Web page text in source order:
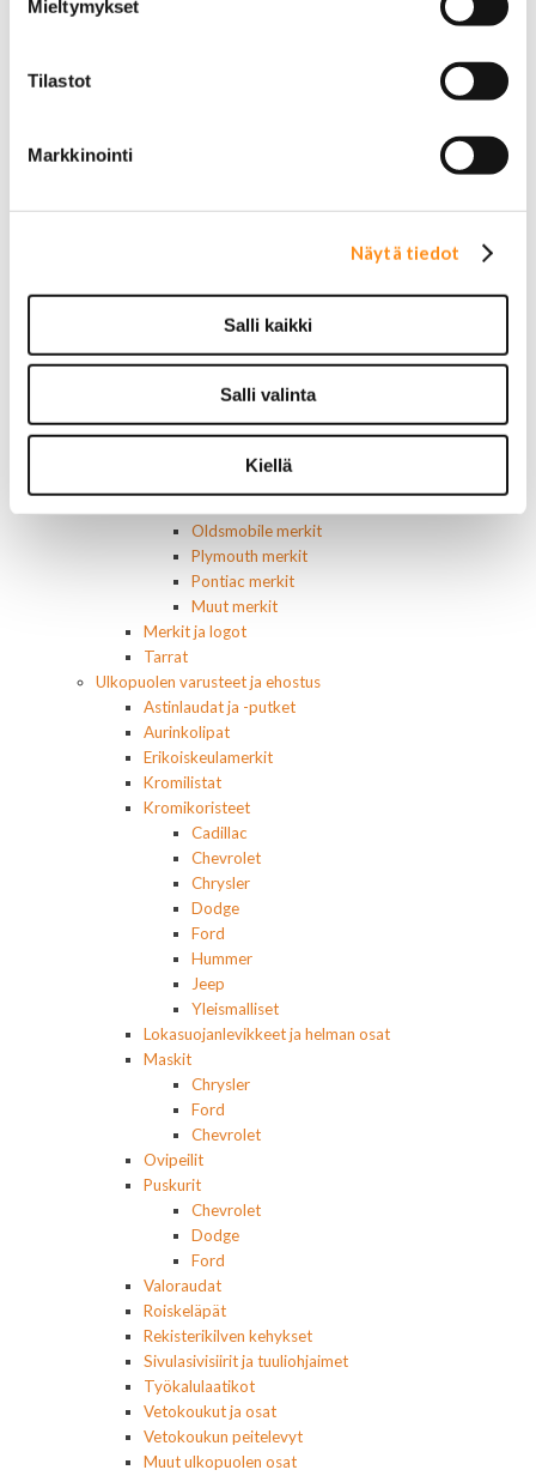
Mieltymykset
Tilastot
Markkinointi
Näytä tiedot
Salli kaikki
Salli valinta
Kiellä
Buick merkit
Cadillac merkit
Chrysler merkit
Dodge merkit
Ford merkit
Oldsmobile merkit
Plymouth merkit
Pontiac merkit
Muut merkit
Merkit ja logot
Tarrat
Ulkopuolen varusteet ja ehostus
Astinlaudat ja -putket
Aurinkolipat
Erikoiskeulamerkit
Kromilistat
Kromikoristeet
Cadillac
Chevrolet
Chrysler
Dodge
Ford
Hummer
Jeep
Yleismalliset
Lokasuojanlevikkeet ja helman osat
Maskit
Chrysler
Ford
Chevrolet
Ovipeilit
Puskurit
Chevrolet
Dodge
Ford
Valoraudat
Roiskeläpät
Rekisterikilven kehykset
Sivulasivisiirit ja tuuliohjaimet
Työkalulaatikot
Vetokoukut ja osat
Vetokoukun peitelevyt
Muut ulkopuolen osat